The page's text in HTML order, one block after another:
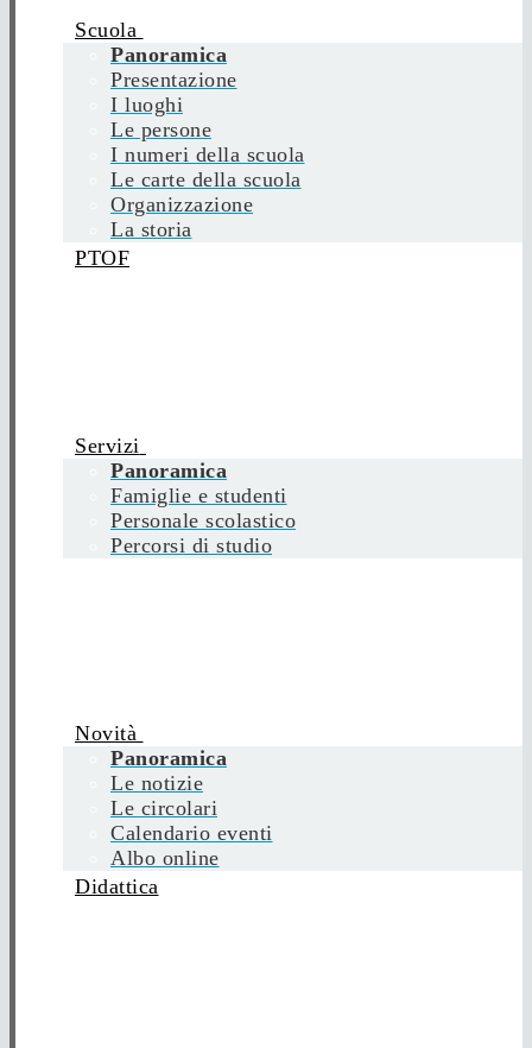
Scuola
Panoramica
Presentazione
I luoghi
Le persone
I numeri della scuola
Le carte della scuola
Organizzazione
La storia
PTOF
Servizi
Panoramica
Famiglie e studenti
Personale scolastico
Percorsi di studio
Novità
Panoramica
Le notizie
Le circolari
Calendario eventi
Albo online
Didattica